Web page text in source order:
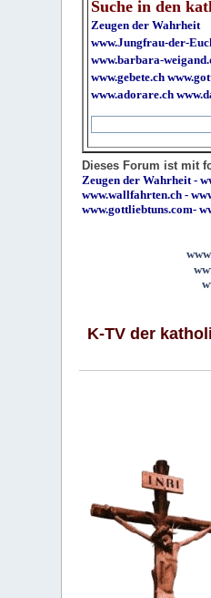
Suche in den
Zeugen der Wahrheit
www.Jungfrau-der-
www.barbara-
www.gebete.ch
www.adorare.ch
Dieses Forum ist mit
Zeugen der Wahrheit-
www.wallfahrten.ch -
www.gottliebtuns.com-
K-TV der